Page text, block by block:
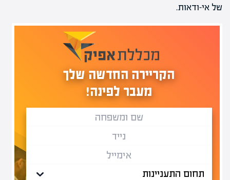
של אי-ודאות.
הקריירה החדשה שלך
מעבר לפינה!